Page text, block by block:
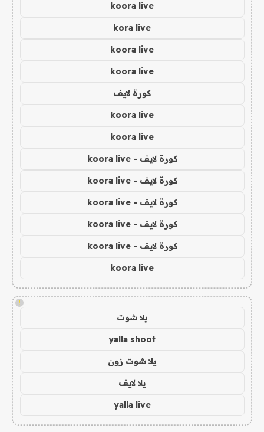
koora live
kora live
koora live
koora live
كورة لايف
koora live
koora live
كورة لايف - koora live
كورة لايف - koora live
كورة لايف - koora live
كورة لايف - koora live
كورة لايف - koora live
koora live
!
يلا شوت
yalla shoot
يلا شوت زون
يلا لايف
yalla live